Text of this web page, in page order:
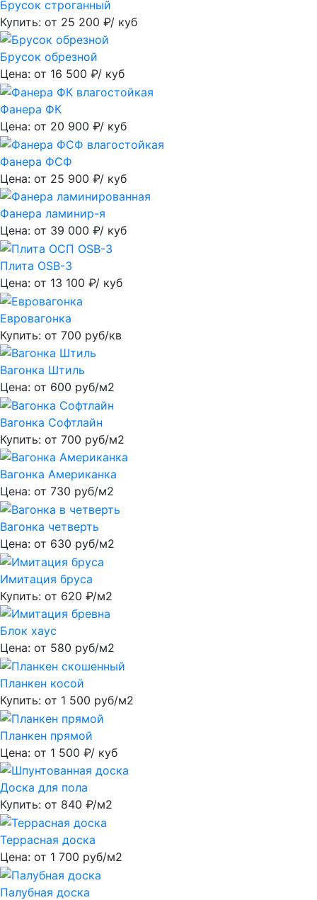
Брусок строганный
Купить: от 25 200 ₽/ куб
Брусок обрезной
Цена: от 16 500 ₽/ куб
Фанера ФК
Цена: от 20 900 ₽/ куб
Фанера ФСФ
Цена: от 25 900 ₽/ куб
Фанера ламинир-я
Цена: от 39 000 ₽/ куб
Плита OSB-3
Цена: от 13 100 ₽/ куб
Евровагонка
Купить: от 700 руб/кв
Вагонка Штиль
Цена: от 600 руб/м2
Вагонка Софтлайн
Купить: от 700 руб/м2
Вагонка Американка
Цена: от 730 руб/м2
Вагонка четверть
Цена: от 630 руб/м2
Имитация бруса
Купить: от 620 ₽/м2
Блок хаус
Цена: от 580 руб/м2
Планкен косой
Купить: от 1 500 руб/м2
Планкен прямой
Цена: от 1 500 ₽/ куб
Доска для пола
Купить: от 840 ₽/м2
Террасная доска
Цена: от 1 700 руб/м2
Палубная доска